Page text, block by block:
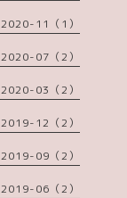
2020-11（1）
2020-07（2）
2020-03（2）
2019-12（2）
2019-09（2）
2019-06（2）